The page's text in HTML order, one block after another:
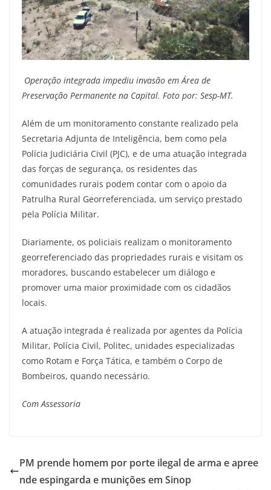
Operação integrada impediu invasão em Área de
Preservação Permanente na Capital. Foto por: Sesp-MT.
Além de um monitoramento constante realizado pela
Secretaria Adjunta de Inteligência, bem como pela
Polícia Judiciária Civil (PJC), e de uma atuação integrada
das forças de segurança, os residentes das
comunidades rurais podem contar com o apoio da
Patrulha Rural Georreferenciada, um serviço prestado
pela Polícia Militar.
Diariamente, os policiais realizam o monitoramento
georreferenciado das propriedades rurais e visitam os
moradores, buscando estabelecer um diálogo e
promover uma maior proximidade com os cidadãos
locais.
A atuação integrada é realizada por agentes da Polícia
Militar, Polícia Civil, Politec, unidades especializadas
como Rotam e Força Tática, e também o Corpo de
Bombeiros, quando necessário.
Com Assessoria
PM prende homem por porte ilegal de arma e apree
nde espingarda e munições em Sinop